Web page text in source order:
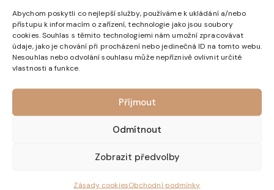
Abychom poskytli co nejlepší služby, používáme k ukládání a/nebo
přístupu k informacím o zařízení, technologie jako jsou soubory
cookies. Souhlas s těmito technologiemi nám umožní zpracovávat
údaje, jako je chování při procházení nebo jedinečná ID na tomto webu.
Nesouhlas nebo odvolání souhlasu může nepříznivě ovlivnit určité
vlastnosti a funkce.
Příjmout
Odmítnout
Zobrazit předvolby
Zásady cookiesObchodní podmínky
doby, dokud neobdrží zpět své zboží od kupujícího.
V žádném případě nám nezasílejte zboží na dobírku!
Takto vrácené zboží nebude přijato a prodlužujete
tím dobu vyřízení.
Vrácení zboží hradí spotřebitel na vlastní náklady.